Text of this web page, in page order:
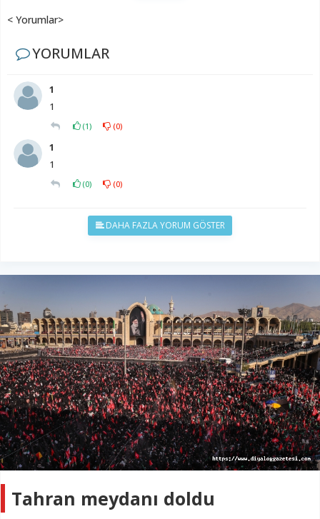
< Yorumlar>
YORUMLAR
1
1
(1) (0)
1
1
(0) (0)
DAHA FAZLA YORUM GÖSTER
Tahran meydanı doldu